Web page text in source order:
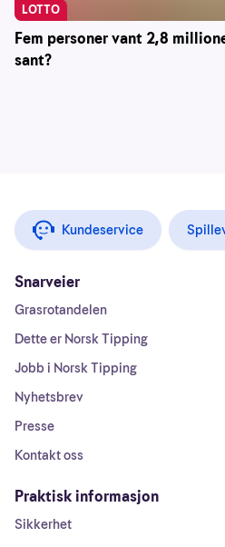
Fem personer vant 2,8
sant?
LOTTO
Kundeservice
Snarveier
Grasrotandelen
Dette er Norsk Tipping
Jobb i Norsk Tipping
Nyhetsbrev
Presse
Kontakt oss
Praktisk informasjon
Sikkerhet